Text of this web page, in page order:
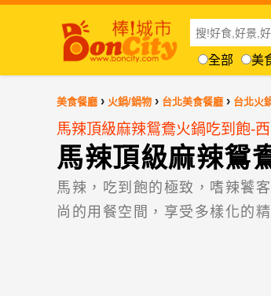
全部 美
美食餐廳 › 火鍋/鍋物 › 台北美食餐廳 › 台北火
馬辣頂級麻辣鴛鴦火鍋吃到飽-
馬辣頂級麻辣鴛
馬辣，吃到飽的極致，嗜辣饕
尚的用餐空間，享受多樣化的精